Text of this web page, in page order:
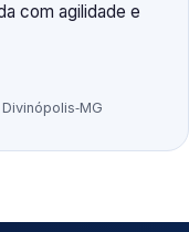
com agilidade e